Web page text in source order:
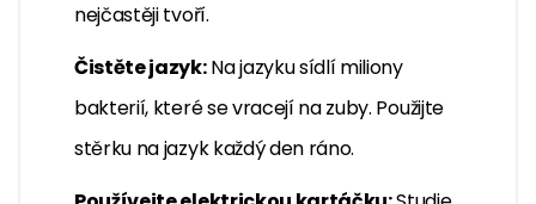
nejčastěji tvoří.
Čistěte jazyk:Na jazyku sídlí miliony
bakterií, které se vracejí na zuby. Použijte
stěrku na jazyk každý den ráno.